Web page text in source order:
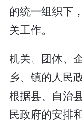
的统一组织下
关工作。
机关、团体、
乡、镇的人民
根据县、自治
民政府的安排